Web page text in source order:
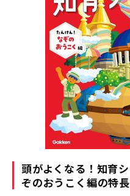
頭がよくなる！知育
ぞのおうこく編の特長